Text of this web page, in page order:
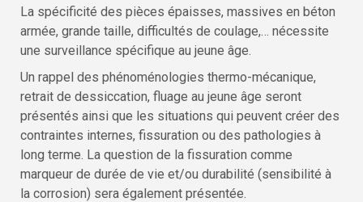
La spécificité des pièces épaisses, massives en béton
armée, grande taille, difficultés de coulage,… nécessite
une surveillance spécifique au jeune âge.
Un rappel des phénoménologies thermo-mécanique,
retrait de dessiccation, fluage au jeune âge seront
présentés ainsi que les situations qui peuvent créer des
contraintes internes, fissuration ou des pathologies à
long terme. La question de la fissuration comme
marqueur de durée de vie et/ou durabilité (sensibilité à
la corrosion) sera également présentée.